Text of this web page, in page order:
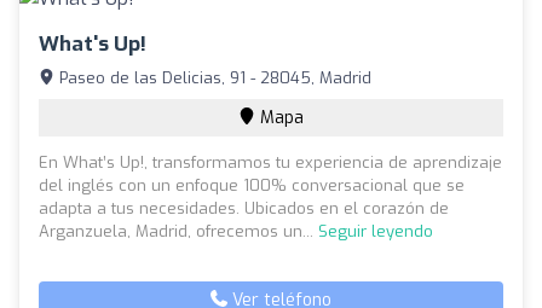
What's Up!
Paseo de las Delicias, 91 - 28045, Madrid
Mapa
En What’s Up!, transformamos tu experiencia de aprendizaje
del inglés con un enfoque 100% conversacional que se
adapta a tus necesidades. Ubicados en el corazón de
Arganzuela, Madrid, ofrecemos un... Seguir leyendo
Ver teléfono